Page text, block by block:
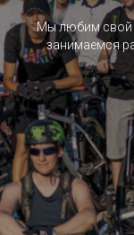
Мы любим свой
занимаемся